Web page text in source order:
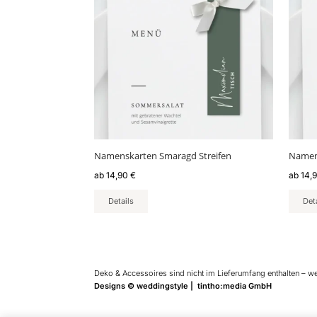
Namenskarten Smaragd Streifen
ab 14,90 €
Details
mehrere
Optionen
werden
ab
Deko & Accessoires sind nicht im Lieferumfang enthalten –
Designs © weddingstyle | tintho:media GmbH